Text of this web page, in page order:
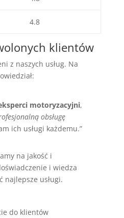
4.8
klientów
z naszych usług. Na
motoryzacyjni,
obsługę
ich usługi każdemu.”
na jakość i
i wiedza
najlepsze usługi.
do klientów